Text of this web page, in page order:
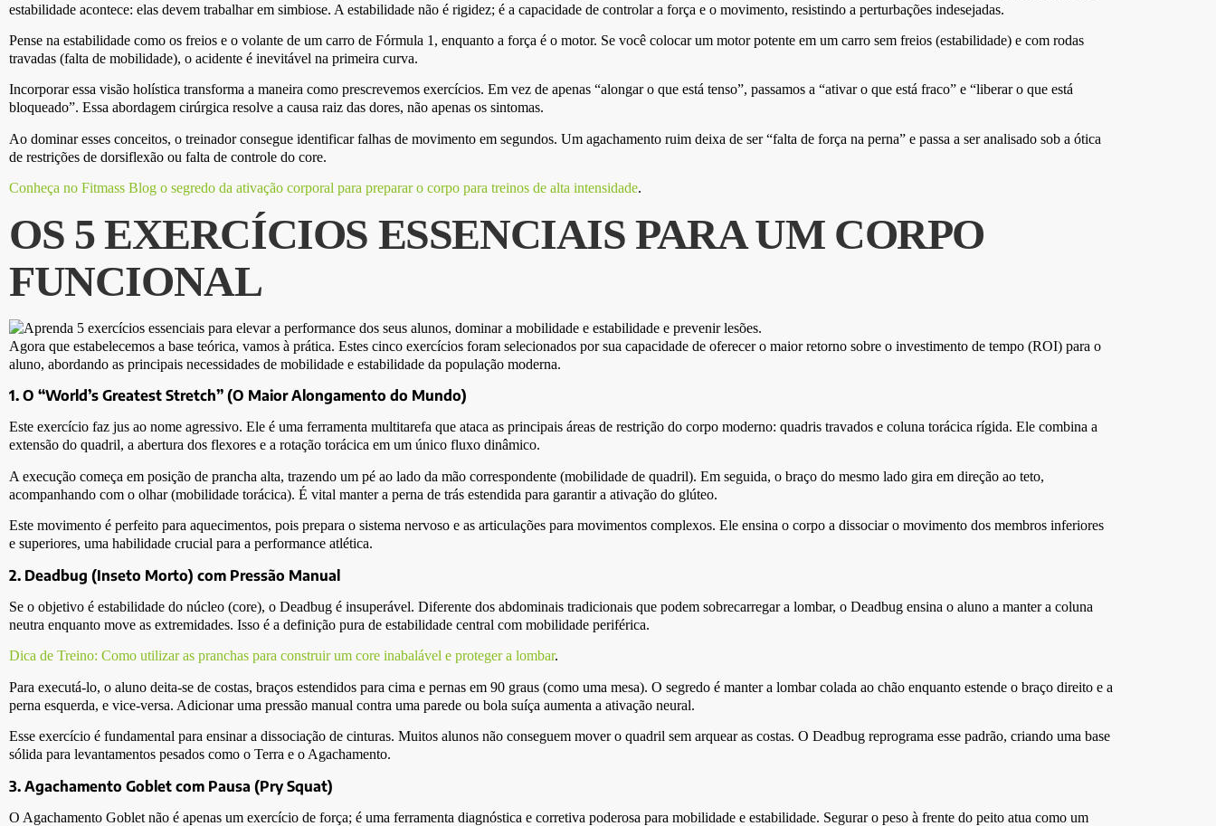
estabilidade acontece: elas devem trabalhar em simbiose. A estabilidade não é rigidez; é a capacidade de controlar a força e o movimento, resistindo a perturbações indesejadas.
Pense na estabilidade como os freios e o volante de um carro de Fórmula 1, enquanto a força é o motor. Se você colocar um motor potente em um carro sem freios (estabilidade) e com rodas
travadas (falta de mobilidade), o acidente é inevitável na primeira curva.
Incorporar essa visão holística transforma a maneira como prescrevemos exercícios. Em vez de apenas “alongar o que está tenso”, passamos a “ativar o que está fraco” e “liberar o que está
bloqueado”. Essa abordagem cirúrgica resolve a causa raiz das dores, não apenas os sintomas.
Ao dominar esses conceitos, o treinador consegue identificar falhas de movimento em segundos. Um agachamento ruim deixa de ser “falta de força na perna” e passa a ser analisado sob a ótica
de restrições de dorsiflexão ou falta de controle do core.
Conheça no Fitmass Blog o segredo da ativação corporal para preparar o corpo para treinos de alta intensidade.
OS 5 EXERCÍCIOS ESSENCIAIS PARA UM CORPO
FUNCIONAL
Agora que estabelecemos a base teórica, vamos à prática. Estes cinco exercícios foram selecionados por sua capacidade de oferecer o maior retorno sobre o investimento de tempo (ROI) para o
aluno, abordando as principais necessidades de mobilidade e estabilidade da população moderna.
1. O “World’s Greatest Stretch” (O Maior Alongamento do Mundo)
Este exercício faz jus ao nome agressivo. Ele é uma ferramenta multitarefa que ataca as principais áreas de restrição do corpo moderno: quadris travados e coluna torácica rígida. Ele combina a
extensão do quadril, a abertura dos flexores e a rotação torácica em um único fluxo dinâmico.
A execução começa em posição de prancha alta, trazendo um pé ao lado da mão correspondente (mobilidade de quadril). Em seguida, o braço do mesmo lado gira em direção ao teto,
acompanhando com o olhar (mobilidade torácica). É vital manter a perna de trás estendida para garantir a ativação do glúteo.
Este movimento é perfeito para aquecimentos, pois prepara o sistema nervoso e as articulações para movimentos complexos. Ele ensina o corpo a dissociar o movimento dos membros inferiores
e superiores, uma habilidade crucial para a performance atlética.
2. Deadbug (Inseto Morto) com Pressão Manual
Se o objetivo é estabilidade do núcleo (core), o Deadbug é insuperável. Diferente dos abdominais tradicionais que podem sobrecarregar a lombar, o Deadbug ensina o aluno a manter a coluna
neutra enquanto move as extremidades. Isso é a definição pura de estabilidade central com mobilidade periférica.
Dica de Treino: Como utilizar as pranchas para construir um core inabalável e proteger a lombar.
Para executá-lo, o aluno deita-se de costas, braços estendidos para cima e pernas em 90 graus (como uma mesa). O segredo é manter a lombar colada ao chão enquanto estende o braço direito e a
perna esquerda, e vice-versa. Adicionar uma pressão manual contra uma parede ou bola suíça aumenta a ativação neural.
Esse exercício é fundamental para ensinar a dissociação de cinturas. Muitos alunos não conseguem mover o quadril sem arquear as costas. O Deadbug reprograma esse padrão, criando uma base
sólida para levantamentos pesados como o Terra e o Agachamento.
3. Agachamento Goblet com Pausa (Pry Squat)
O Agachamento Goblet não é apenas um exercício de força; é uma ferramenta diagnóstica e corretiva poderosa para mobilidade e estabilidade. Segurar o peso à frente do peito atua como um